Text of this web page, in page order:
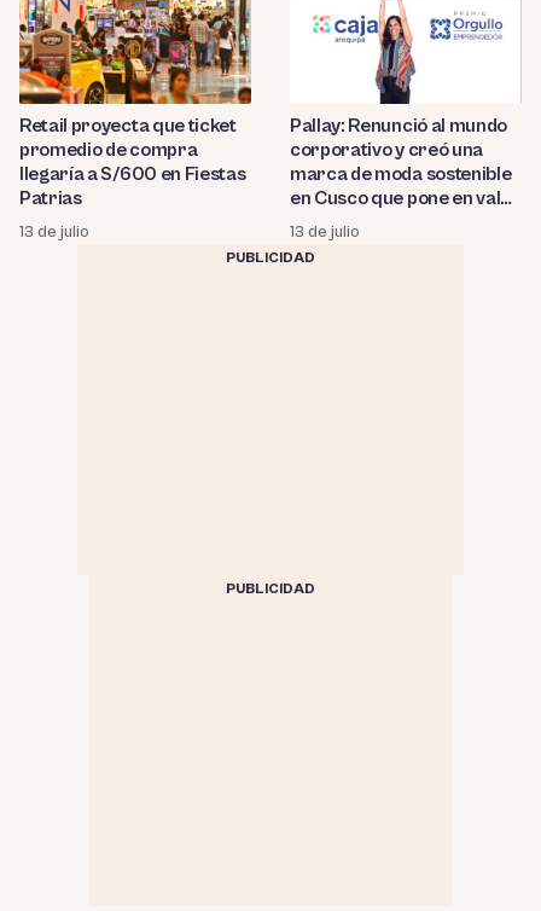
Retail proyecta que ticket
promedio de compra
llegaría a S/600 en Fiestas
Patrias
13 de julio
Pallay: Renunció al mundo
corporativo y creó una
marca de moda sostenible
en Cusco que pone en valor
e impulsa el talento textil
andino
13 de julio
PUBLICIDAD
PUBLICIDAD